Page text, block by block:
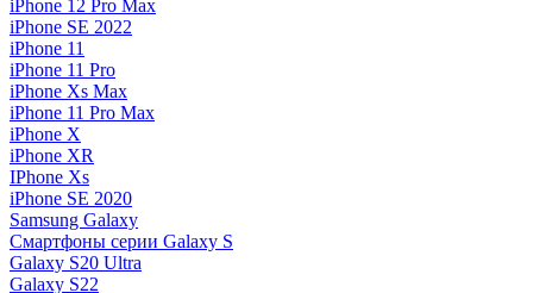
iPhone 12 Pro Max
iPhone SE 2022
iPhone 11
iPhone 11 Pro
iPhone Xs Max
iPhone 11 Pro Max
iPhone X
iPhone XR
IPhone Xs
iPhone SE 2020
Samsung Galaxy
Смартфоны серии Galaxy S
Galaxy S20 Ultra
Galaxy S22